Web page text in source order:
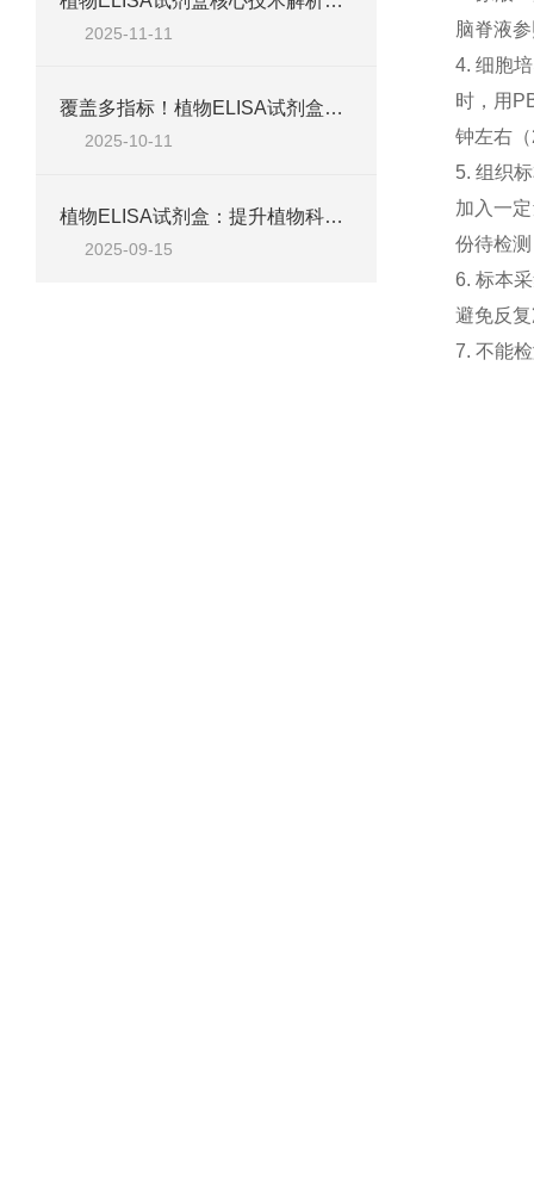
2025-11-11
覆盖多指标！植物ELISA试剂盒，适配脱落酸、生长素、植保素等检测需求
2025-10-11
植物ELISA试剂盒：提升植物科学研究效率的关键工具
2025-09-15
脑脊液
4. 细胞
时，用
钟左右（
5. 组织
加入一
份待检
6. 标本
避免反
7. 不能